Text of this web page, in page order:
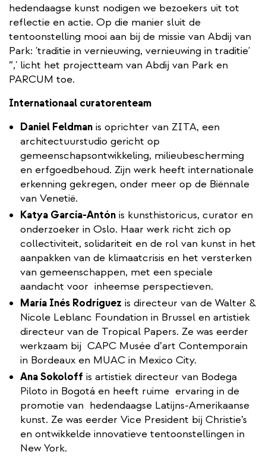
hedendaagse kunst nodigen we bezoekers uit tot
reflectie en actie. Op die manier sluit de
tentoonstelling mooi aan bij de missie van Abdij van
Park: 'traditie in vernieuwing, vernieuwing in traditie'
”,' licht het projectteam van Abdij van Park en
PARCUM toe.
Internationaal curatorenteam
Daniel Feldman is oprichter van ZITA, een
architectuurstudio gericht op ​
gemeenschapsontwikkeling, milieubescherming
en erfgoedbehoud. Zijn werk heeft internationale
erkenning gekregen, onder meer op de Biënnale
van Venetië.
Katya García-Antón is kunsthistoricus, curator en
onderzoeker in Oslo. Haar werk richt zich op
collectiviteit, solidariteit en de rol van kunst in het
aanpakken van de klimaatcrisis en het versterken
van gemeenschappen, met een speciale
aandacht voor ​ inheemse perspectieven.
María Inés Rodríguez is directeur van de Walter &
Nicole Leblanc Foundation in Brussel en artistiek
directeur van de Tropical Papers. Ze was eerder
werkzaam bij ​ CAPC Musée d’art Contemporain
in Bordeaux en MUAC in Mexico City.
Ana Sokoloff is artistiek directeur van Bodega
Piloto in Bogotá en heeft ruime ​ ervaring in de
promotie van ​ hedendaagse Latijns-Amerikaanse
kunst. Ze was eerder Vice President bij Christie’s
en ontwikkelde innovatieve tentoonstellingen in
New York.